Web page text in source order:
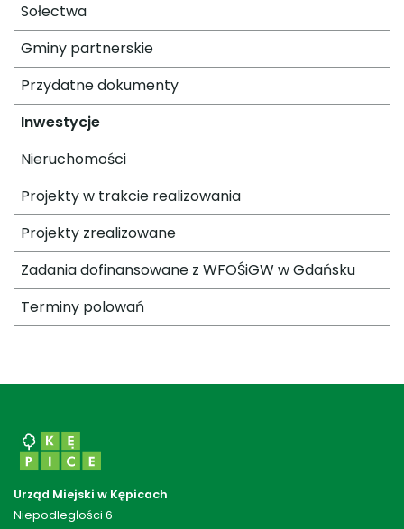
Sołectwa
Gminy partnerskie
Przydatne dokumenty
Inwestycje
Nieruchomości
Projekty w trakcie realizowania
Projekty zrealizowane
Zadania dofinansowane z WFOŚiGW w Gdańsku
Terminy polowań
Urząd Miejski w Kępicach
Niepodległości 6